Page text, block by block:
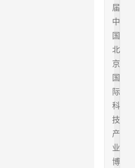
届
中
国
北
京
国
际
科
技
产
业
博